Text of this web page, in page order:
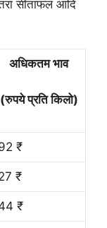
सीताफल आदि
अधिकतम भाव
(रुपये प्रति किलो)
₹
₹
₹